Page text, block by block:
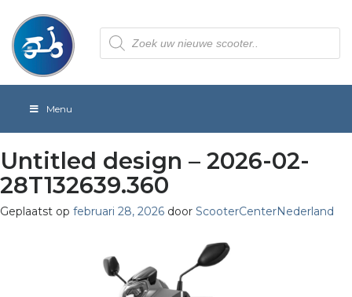
Producten
zoeken
Menu
Untitled design – 2026-02-
28T132639.360
Geplaatst op februari 28, 2026 door ScooterCenterNederland